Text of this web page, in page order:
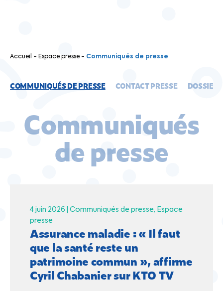
Accueil - Espace presse - Communiqués de presse
COMMUNIQUÉS DE PRESSE CONTACT PRESSE
Communiqués
de presse
4 juin 2026 | Communiqués de presse
Espace
presse
Assurance maladie : « Il faut
que la santé reste un
patrimoine commun », affirme
Cyril Chabanier sur KTO TV